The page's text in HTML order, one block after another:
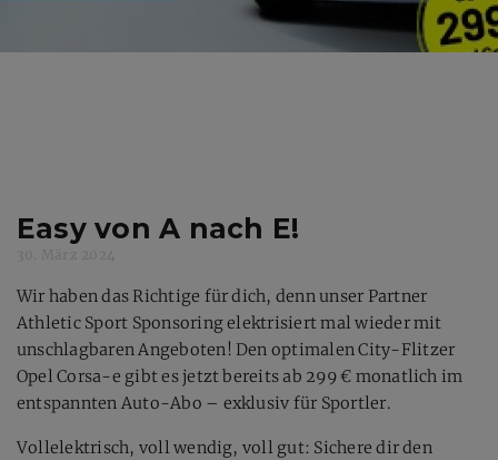
Easy von A nach E!
Wir haben das Richtige für dich, denn unser Partner
Athletic Sport Sponsoring elektrisiert mal wieder mit
unschlagbaren Angeboten! Den optimalen City-Flitzer
Opel Corsa-e gibt es jetzt bereits ab 299 € monatlich im
entspannten Auto-Abo – exklusiv für Sportler.
Vollelektrisch, voll wendig, voll gut: Sichere dir den